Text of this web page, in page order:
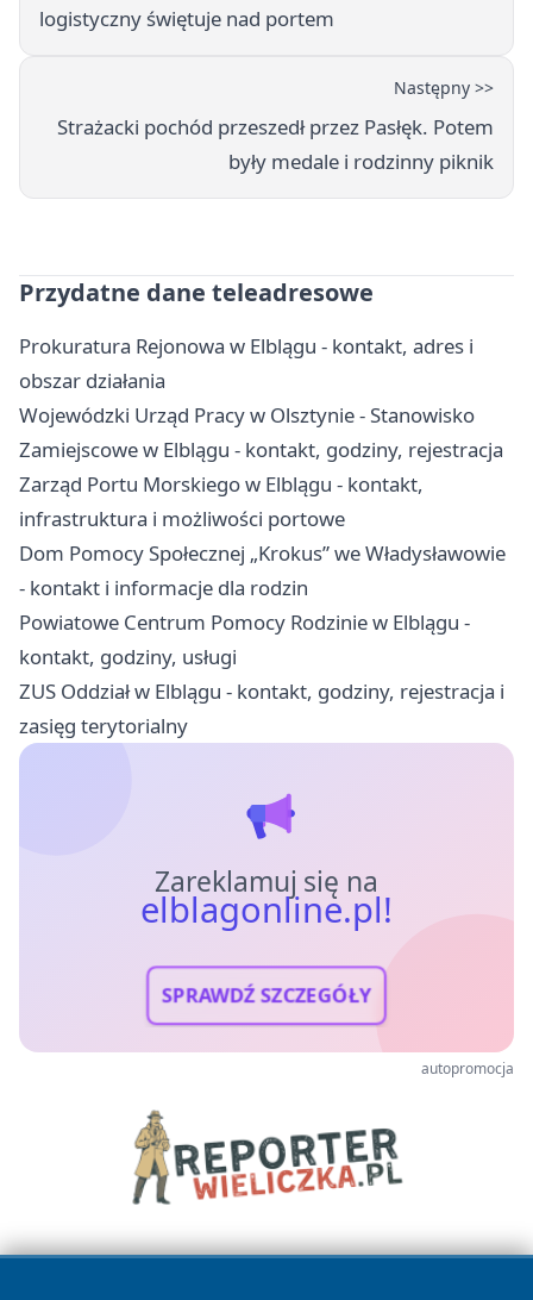
logistyczny świętuje nad portem
Następny >>
Strażacki pochód przeszedł przez Pasłęk. Potem
były medale i rodzinny piknik
Przydatne dane teleadresowe
Prokuratura Rejonowa w Elblągu - kontakt, adres i
obszar działania
Wojewódzki Urząd Pracy w Olsztynie - Stanowisko
Zamiejscowe w Elblągu - kontakt, godziny, rejestracja
Zarząd Portu Morskiego w Elblągu - kontakt,
infrastruktura i możliwości portowe
Dom Pomocy Społecznej „Krokus” we Władysławowie
- kontakt i informacje dla rodzin
Powiatowe Centrum Pomocy Rodzinie w Elblągu -
kontakt, godziny, usługi
ZUS Oddział w Elblągu - kontakt, godziny, rejestracja i
zasięg terytorialny
Zareklamuj się na
elblagonline.pl!
SPRAWDŹ SZCZEGÓŁY
autopromocja